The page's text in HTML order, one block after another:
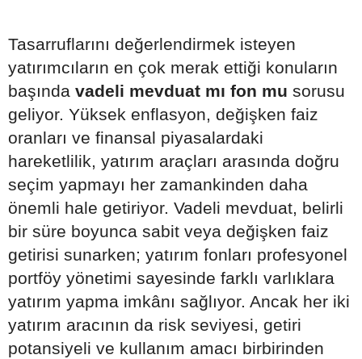
Tasarruflarını değerlendirmek isteyen
yatırımcıların en çok merak ettiği konuların
başında vadeli mevduat mı fon mu sorusu
geliyor. Yüksek enflasyon, değişken faiz
oranları ve finansal piyasalardaki
hareketlilik, yatırım araçları arasında doğru
seçim yapmayı her zamankinden daha
önemli hale getiriyor. Vadeli mevduat, belirli
bir süre boyunca sabit veya değişken faiz
getirisi sunarken; yatırım fonları profesyonel
portföy yönetimi sayesinde farklı varlıklara
yatırım yapma imkânı sağlıyor. Ancak her iki
yatırım aracının da risk seviyesi, getiri
potansiyeli ve kullanım amacı birbirinden